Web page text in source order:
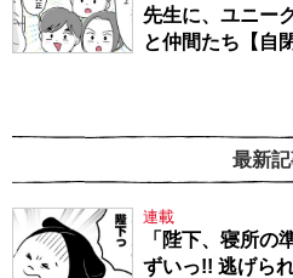
先生に、ユニー
と仲間たち【自
最新
連載
「陛下、寝所の
ずいっ!! 逃げら